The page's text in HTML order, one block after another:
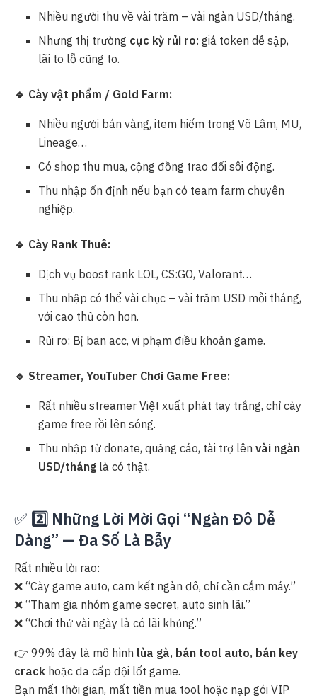
Nhiều người thu về vài trăm – vài ngàn USD/tháng.
Nhưng thị trường cực kỳ rủi ro: giá token dễ sập,
lãi to lỗ cũng to.
🔹 Cày vật phẩm / Gold Farm:
Nhiều người bán vàng, item hiếm trong Võ Lâm, MU,
Lineage…
Có shop thu mua, cộng đồng trao đổi sôi động.
Thu nhập ổn định nếu bạn có team farm chuyên
nghiệp.
🔹 Cày Rank Thuê:
Dịch vụ boost rank LOL, CS:GO, Valorant…
Thu nhập có thể vài chục – vài trăm USD mỗi tháng,
với cao thủ còn hơn.
Rủi ro: Bị ban acc, vi phạm điều khoản game.
🔹 Streamer, YouTuber Chơi Game Free:
Rất nhiều streamer Việt xuất phát tay trắng, chỉ cày
game free rồi lên sóng.
Thu nhập từ donate, quảng cáo, tài trợ lênvài ngàn
USD/tháng là có thật.
✅ 2️⃣ Những Lời Mời Gọi “Ngàn Đô Dễ
Dàng” — Đa Số Là Bẫy
Rất nhiều lời rao:
❌ “Cày game auto, cam kết ngàn đô, chỉ cần cắm máy.”
❌ “Tham gia nhóm game secret, auto sinh lãi.”
❌ “Chơi thử vài ngày là có lãi khủng.”
👉 99% đây là mô hình lùa gà, bán tool auto, bán key
crack hoặc đa cấp đội lốt game.
Bạn mất thời gian, mất tiền mua tool hoặc nạp gói VIP